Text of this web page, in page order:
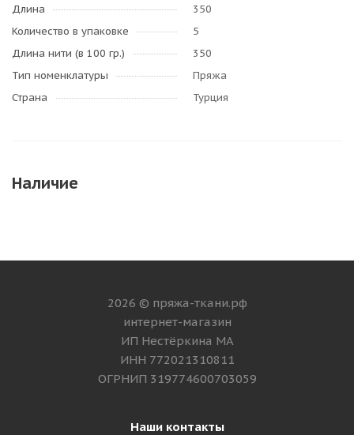
Длина
350
Количество в упаковке
5
Длина нити (в 100 гр.)
350
Тип номенклатуры
Пряжа
Страна
Турция
Наличие
2026 © пряжа-ткани.рф
интернет-магазин
ИП Нестёркина МА
ИНН 772021310811
ОГРНИП 319774600703059
Наши контакты